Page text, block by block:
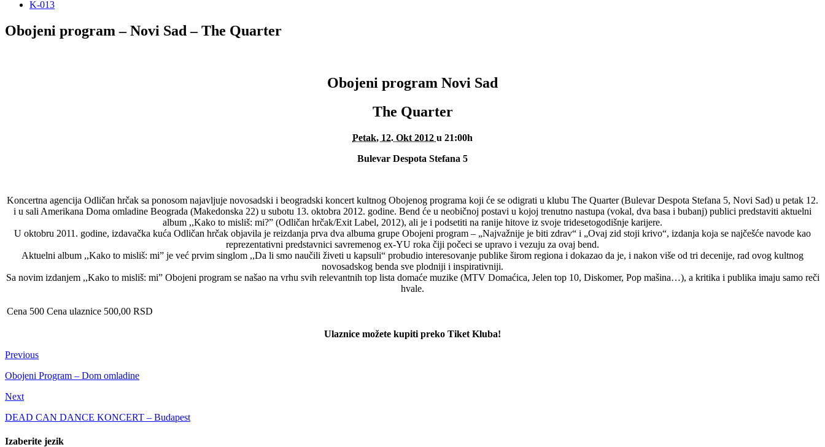
K-013
Obojeni program – Novi Sad – The Quarter
Obojeni program Novi Sad
The Quarter
Petak, 12. Okt 2012 u 21:00h
Bulevar Despota Stefana 5
Koncertna agencija Odličan hrčak sa ponosom najavljuje novosadski i beogradski koncert kultnog Obojenog programa koji će se odigrati u klubu The Quarter (Bulevar Despota Stefana 5, Novi Sad) u petak 12.
i u sali Amerikana Doma omladine Beograda (Makedonska 22) u subotu 13. oktobra 2012. godine. Bend će u neobičnoj postavi u kojoj trenutno nastupa (vokal, dva basa i bubanj) publici predstaviti aktuelni
album ,,Kako to misliš: mi?” (Odličan hrčak/Exit Label, 2012), ali je i podsetiti na ranije hitove iz svoje tridesetogodišnje karijere.
U oktobru 2011. godine, izdavačka kuća Odličan hrčak objavila je reizdanja prva dva albuma grupe Obojeni program – „Najvažnije je biti zdrav“ i „Ovaj zid stoji krivo“, izdanja koja se najčešće navode kao
reprezentativni predstavnici savremenog ex-YU roka čiji počeci se upravo i vezuju za ovaj bend.
Aktuelni album ,,Kako to misliš: mi” je već prvim singlom ,,Da li smo naučili živeti u kapsuli“ probudio interesovanje publike širom regiona i dokazao da je, i nakon više od tri decenije, rad ovog kultnog
novosadskog benda sve plodniji i inspirativniji.
Sa novim izdanjem ,,Kako to misliš: mi” Obojeni program se našao na vrhu svih relevantnih top lista domaće muzike (MTV Domaćica, Jelen top 10, Diskomer, Pop mašina…), a kritika i publika imaju samo reči
hvale.
Cena 500 Cena ulaznice 500,00 RSD
Ulaznice možete kupiti preko Tiket Kluba!
Previous
Obojeni Program – Dom omladine
Next
DEAD CAN DANCE KONCERT – Budapest
Izaberite jezik